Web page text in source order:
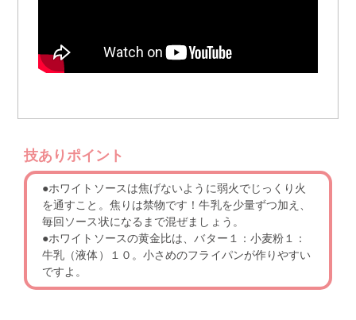
技ありポイント
●ホワイトソースは焦げないように弱火でじっくり火
を通すこと。焦りは禁物です！牛乳を少量ずつ加え、
毎回ソース状になるまで混ぜましょう。
●ホワイトソースの黄金比は、バター１：小麦粉１：
牛乳（液体）１０。小さめのフライパンが作りやすい
ですよ。